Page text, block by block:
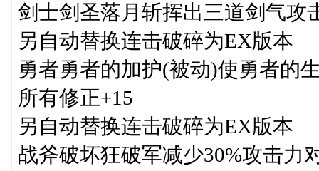
剑士剑圣落月斩挥出三道剑气攻
另自动替换连击破碎为EX版本
勇者勇者的加护(被动)使勇者的
所有修正+15
另自动替换连击破碎为EX版本
战斧破坏狂破军减少30%攻击力